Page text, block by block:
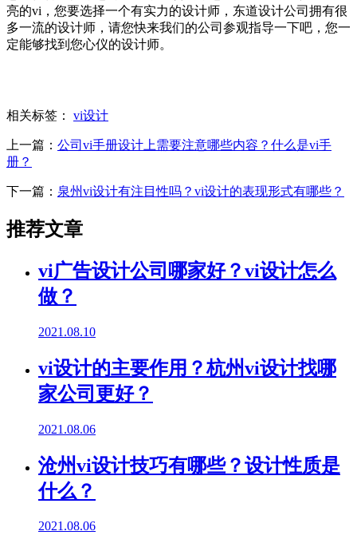
亮的vi，您要选择一个有实力的设计师，东道设计公司拥有很
多一流的设计师，请您快来我们的公司参观指导一下吧，您一
定能够找到您心仪的设计师。
相关标签： vi设计
上一篇： 公司vi手册设计上需要注意哪些内容？什么是vi手
册？
下一篇： 泉州vi设计有注目性吗？vi设计的表现形式有哪些？
推荐文章
vi广告设计公司哪家好？vi设计怎么
做？
2021.08.10
vi设计的主要作用？杭州vi设计找哪
家公司更好？
2021.08.06
沧州vi设计技巧有哪些？设计性质是
什么？
2021.08.06